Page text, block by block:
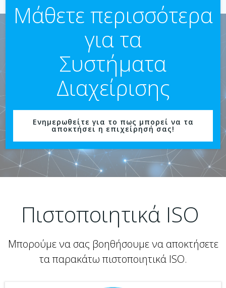
Μάθετε περισσότερα
για τα
Συστήματα
Διαχείρισης
Ενημερωθείτε για το πως μπορεί να τα
αποκτήσει η επιχείρησή σας!
Πιστοποιητικά ISO
Μπορούμε να σας βοηθήσουμε να αποκτήσετε
τα παρακάτω πιστοποιητικά ISO.